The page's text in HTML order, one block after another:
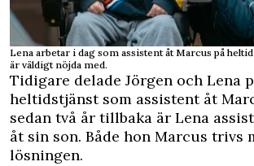
Lena arbetar i dag som assistent åt Marcus på
är väldigt nöjda med.
Tidigare delade Jörgen och Lena
heltidstjänst som assistent åt
sedan två år tillbaka är Lena
åt sin son. Både hon Marcus trivs
lösningen.